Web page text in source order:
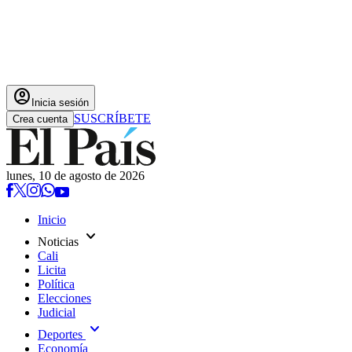
account_circle Inicia sesión
Crea cuenta SUSCRÍBETE
lunes, 10 de agosto de 2026
Inicio
Noticias expand_more
Cali
Licita
Política
Elecciones
Judicial
Deportes expand_more
Economía